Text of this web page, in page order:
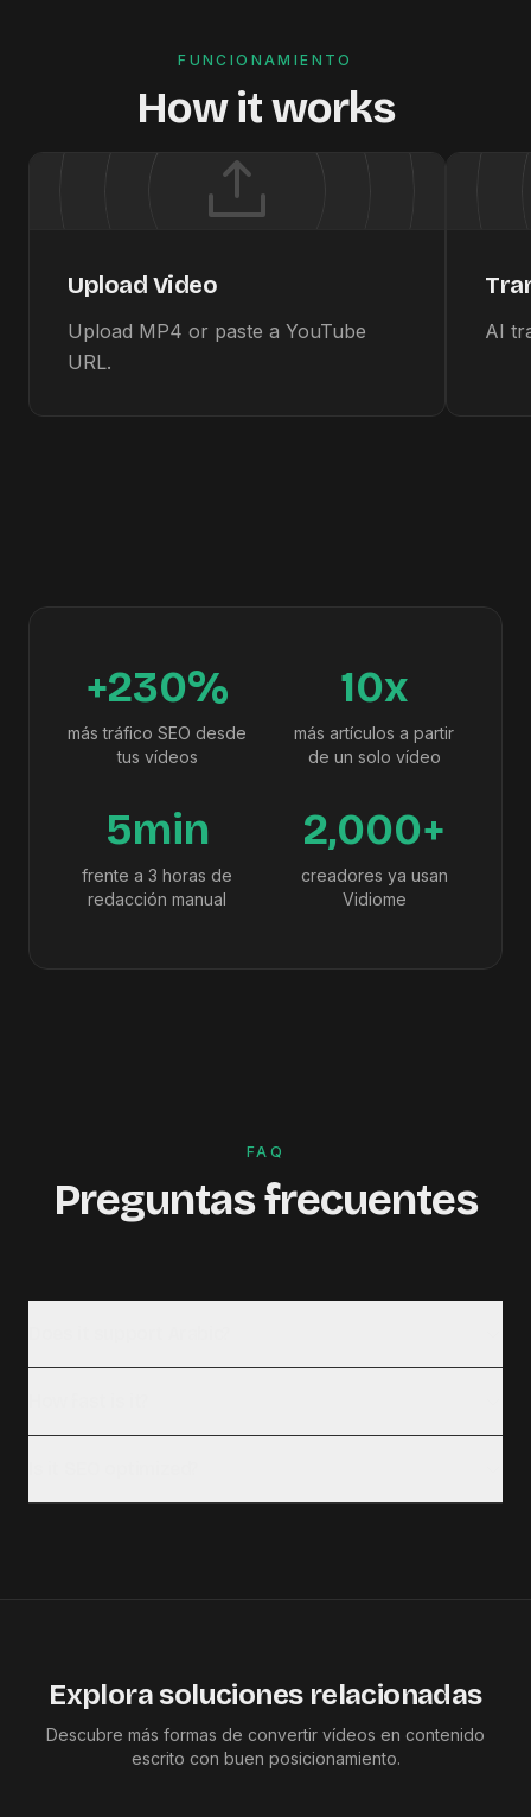
FUNCIONAMIENTO
How it works
Upload Video
Upload MP4 or paste a YouTube
URL.
AI
+230%
más tráfico SEO desde
tus vídeos
10x
más artículos a partir
de un solo vídeo
5min
frente a 3 horas de
redacción manual
2,000+
creadores ya usan
Vidiome
FAQ
Preguntas frecuentes
Explora soluciones relacionadas
Descubre más formas de convertir vídeos en contenido
escrito con buen posicionamiento.